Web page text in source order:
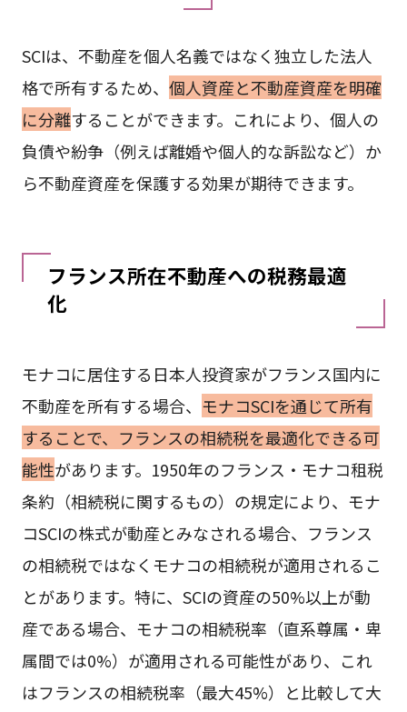
SCIは、不動産を個人名義ではなく独立した法人
格で所有するため、 個人資産と不動産資産を明確
に分離することができます。これにより、個人の
負債や紛争（例えば離婚や個人的な訴訟など）か
ら不動産資産を保護する効果が期待できます。
フランス所在不動産への税務最適
化
モナコに居住する日本人投資家がフランス国内に
不動産を所有する場合、 モナコSCIを通じて所有
することで、フランスの相続税を最適化できる可
能性があります。1950年のフランス・モナコ租税
条約（相続税に関するもの）の規定により、モナ
コSCIの株式が動産とみなされる場合、フランス
の相続税ではなくモナコの相続税が適用されるこ
とがあります。特に、SCIの資産の50%以上が動
産である場合、モナコの相続税率（直系尊属・卑
属間では0%）が適用される可能性があり、これ
はフランスの相続税率（最大45%）と比較して大